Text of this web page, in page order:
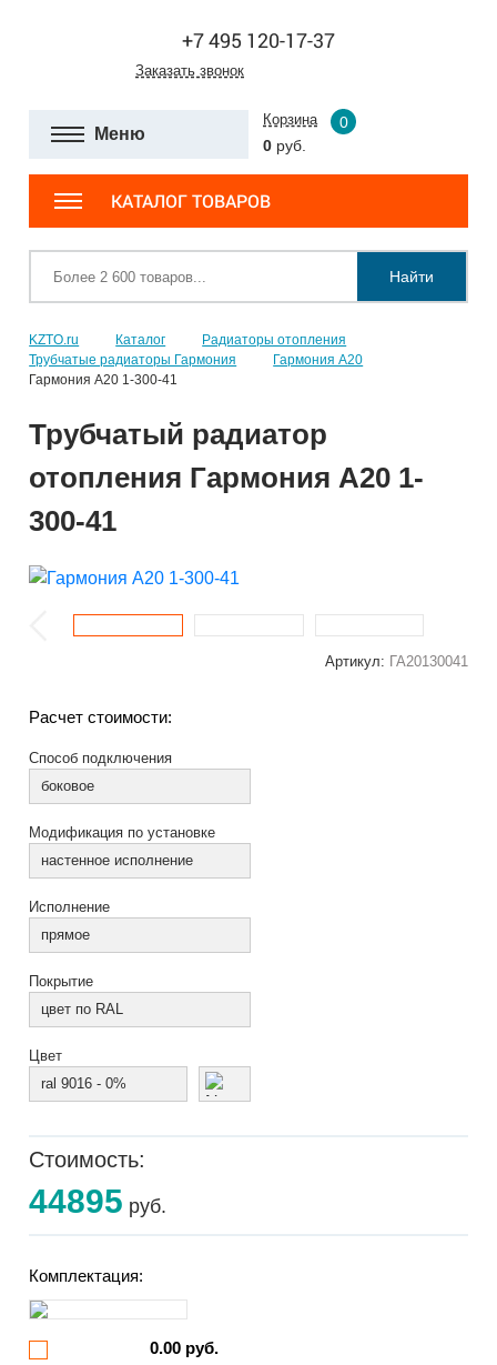
+7 495 120-17-37
Заказать звонок
Меню
Корзина
0
0 руб.
КАТАЛОГ ТОВАРОВ
Найти
KZTO.ru Каталог
Радиаторы отопления
Трубчатые радиаторы Гармония
Гармония А20
Гармония А20 1-300-41
Трубчатый радиатор
отопления Гармония А20 1-
300-41
Артикул: ГА20130041
Расчет стоимости:
Способ подключения
боковое
Модификация по установке
настенное исполнение
Исполнение
прямое
Покрытие
цвет по RAL
Цвет
ral 9016 - 0%
Стоимость:
44895 руб.
Комплектация:
0.00 руб.